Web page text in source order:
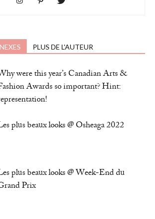
PLUS DE L'AUTEUR
were this year’s Canadian Arts &
Awards so important? Hint:
plus beaux looks @ Osheaga 2022
plus beaux looks @ Week-End du
Prix